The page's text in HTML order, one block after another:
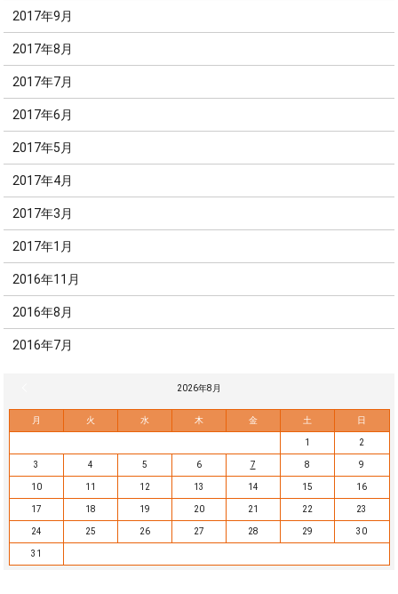
2017年9月
2017年8月
2017年7月
2017年6月
2017年5月
2017年4月
2017年3月
2017年1月
2016年11月
2016年8月
2016年7月
2026年8月
月 火 水 木 金 土 日
1 2
3 4 5 6 7 8 9
10 11 12 13 14 15 16
17 18 19 20 21 22 23
24 25 26 27 28 29 30
31